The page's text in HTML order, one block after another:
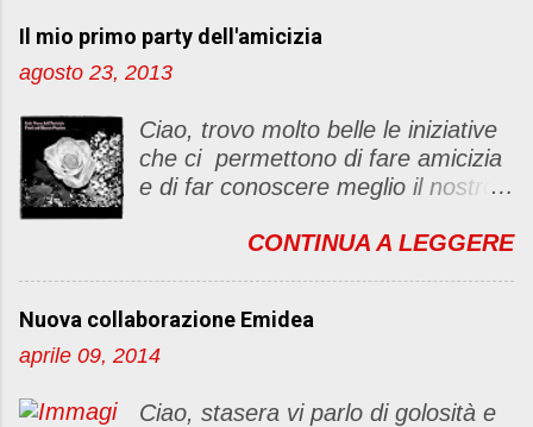
a
u
c
o
m
m
t
o
Il mio primo party dell'amicizia
agosto 23, 2013
Ciao, trovo molto belle le iniziative
che ci permettono di fare amicizia
e di far conoscere meglio il nostro
un "party" dell'amicizia .... Mi
post, ma anche di sentimenti ed
emozioni. Non siete obbligate a
avete il tempo bene, altrimenti no
CONTINUA A LEGGERE
Nuova collaborazione Emidea
aprile 09, 2014
Ciao, stasera vi parlo di golosità e